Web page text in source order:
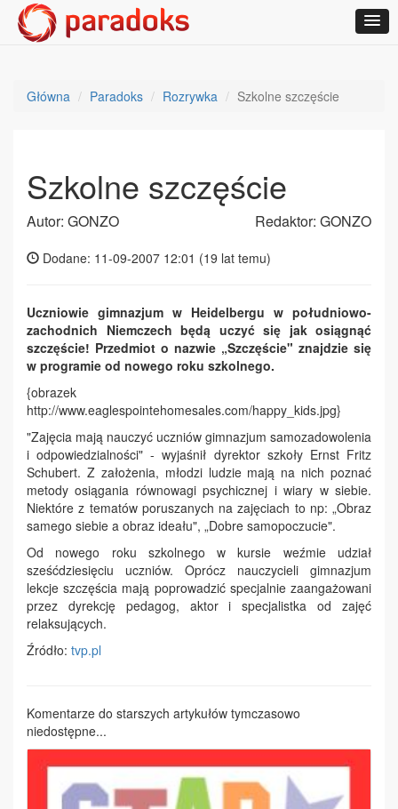
Główna Paradoks Rozrywka Szkolne szczęście
Szkolne szczęście
Autor: GONZO Redaktor: GONZO
Dodane: 11-09-2007 12:01 (19 lat temu)
Uczniowie gimnazjum w Heidelbergu w południowo-
zachodnich Niemczech będą uczyć się jak osiągnąć
szczęście! Przedmiot o nazwie „Szczęście" znajdzie się
w programie od nowego roku szkolnego.
{obrazek
http://www.eaglespointehomesales.com/happy_kids.jpg}
"Zajęcia mają nauczyć uczniów gimnazjum samozadowolenia
i odpowiedzialności" - wyjaśnił dyrektor szkoły Ernst Fritz
Schubert. Z założenia, młodzi ludzie mają na nich poznać
metody osiągania równowagi psychicznej i wiary w siebie.
Niektóre z tematów poruszanych na zajęciach to np: „Obraz
samego siebie a obraz ideału", „Dobre samopoczucie".
Od nowego roku szkolnego w kursie weźmie udział
sześćdziesięciu uczniów. Oprócz nauczycieli gimnazjum
lekcje szczęścia mają poprowadzić specjalnie zaangażowani
przez dyrekcję pedagog, aktor i specjalistka od zajęć
relaksujących.
Źródło: tvp.pl
Komentarze do starszych artykułów tymczasowo
niedostępne...